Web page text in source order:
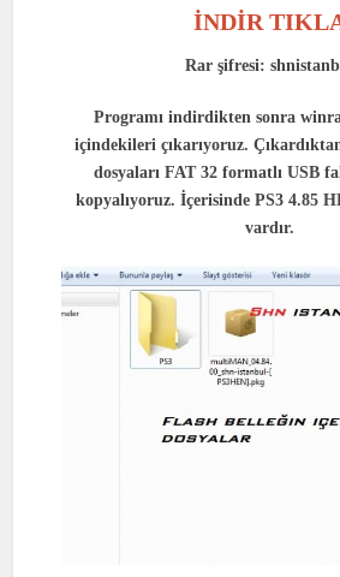
İNDİR
Rar şifresi:
Programı indirdikten sonra
içindekileri çıkarıyoruz.
dosyaları FAT 32 formatlı USB
kopyalıyoruz. İçerisinde PS3 4.85
vardır.